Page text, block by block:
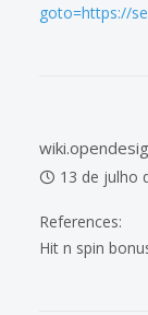
goto=https://
13 de julho
References:
Hit n spin